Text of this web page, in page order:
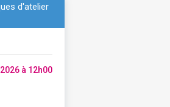
d'atelier
à 12h00